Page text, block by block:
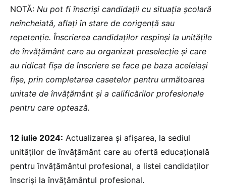
NOTĂ: Nu pot fi înscriși candidații cu situația școlară
neîncheiată, aflați în stare de corigență sau
repetenție. Înscrierea candidaților respinși la unitățile
de învățământ care au organizat preselecție și care
au ridicat fișa de înscriere se face pe baza aceleiași
fișe, prin completarea casetelor pentru următoarea
unitate de învățământ și a calificărilor profesionale
pentru care optează.
12 iulie 2024: Actualizarea și afișarea, la sediul
unităților de învățământ care au ofertă educațională
pentru învățământul profesional, a listei candidaților
înscriși la învățământul profesional.